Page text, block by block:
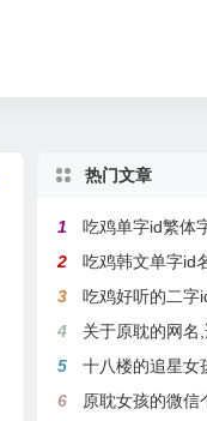
热门文章
1
吃鸡单字id繁体
2
吃鸡韩文单字id
3
吃鸡好听的二字
4
关于原耽的网名
5
十八楼的追星女
6
原耽女孩的微信